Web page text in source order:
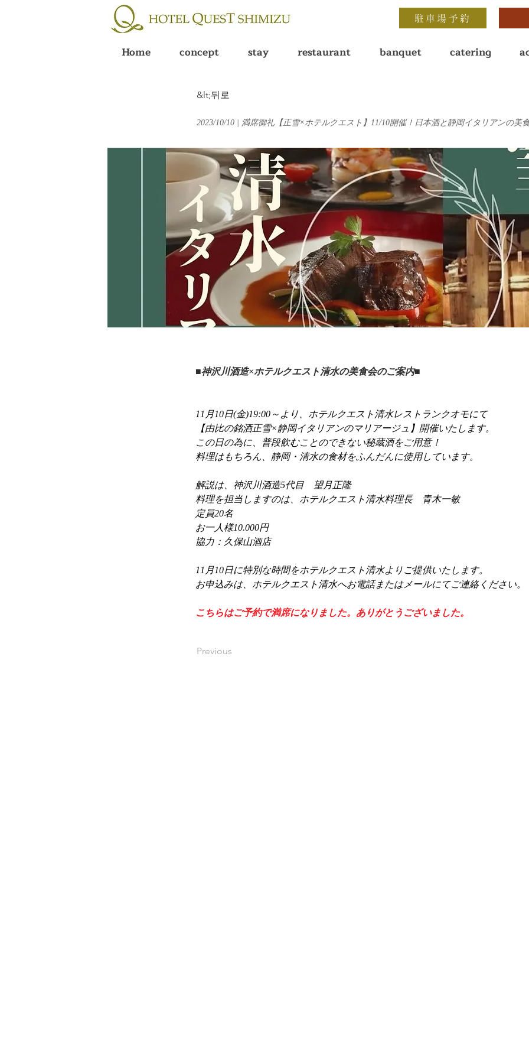
駐車場予約
Home concept stay restaurant banquet catering
&lt;뒤로
2023/10/10 | 満席御礼【正雪×ホテルクエスト】11/10開催！日本酒と静岡イタリアンの美
■神沢川酒造×ホテルクエスト清水の美食会のご案内■
11月10日(金)19:00～より、ホテルクエスト清水レストランクオモにて
【由比の銘酒正雪×静岡イタリアンのマリアージュ】開催いたします。
この日の為に、普段飲むことのできない秘蔵酒をご用意！
料理はもちろん、静岡・清水の食材をふんだんに使用しています。
解説は、神沢川酒造5代目　望月正隆
料理を担当しますのは、ホテルクエスト清水料理長　青木一敏
定員20名
お一人様10.000円
協力：久保山酒店
11月10日に特別な時間をホテルクエスト清水よりご提供いたします。
お申込みは、ホテルクエスト清水へお電話またはメールにてご連絡ください。
こちらはご予約で満席になりました。ありがとうございました。
Previous